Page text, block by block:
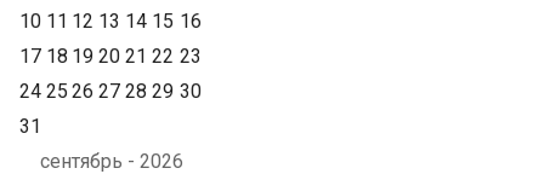
10 11 12 13 14 15 16
17 18 19 20 21 22 23
24 25 26 27 28 29 30
31
сентябрь - 2026